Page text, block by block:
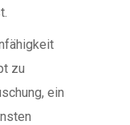
zu
ein